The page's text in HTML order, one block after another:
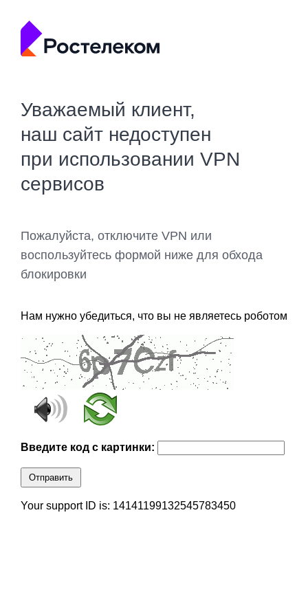
Уважаемый клиент,
наш сайт недоступен
при использовании VPN
сервисов
Пожалуйста, отключите VPN или
воспользуйтесь формой ниже для обхода
блокировки
Нам нужно убедиться, что вы не являетесь роботом
Введите код с картинки:
Отправить
Your support ID is: 14141199132545783450